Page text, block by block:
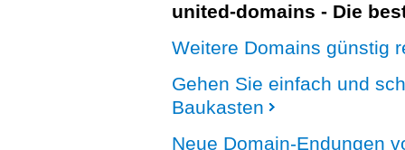
united-domains - Die
Weitere Domains günstig
Gehen Sie einfach und
Baukasten
Neue Domain-Endungen